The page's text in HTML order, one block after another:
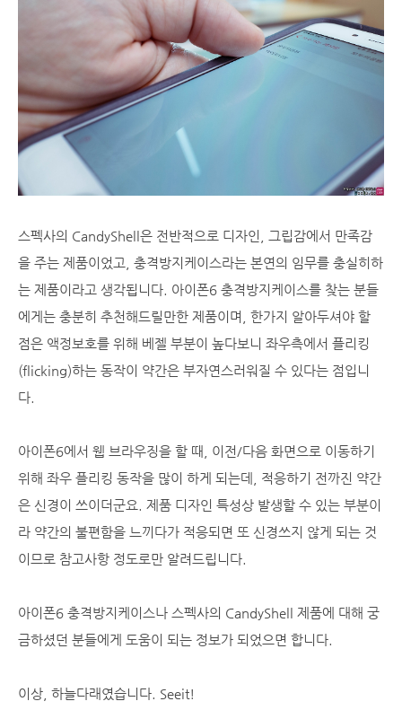
스펙사의 CandyShell은 전반적으로 디자인, 그립감에서 만족감
을 주는 제품이었고, 충격방지케이스라는 본연의 임무를 충실히하
는 제품이라고 생각됩니다. 아이폰6 충격방지케이스를 찾는 분들
에게는 충분히 추천해드릴만한 제품이며, 한가지 알아두셔야 할
점은 액정보호를 위해 베젤 부분이 높다보니 좌우측에서 플리킹
(flicking)하는 동작이 약간은 부자연스러워질 수 있다는 점입니
다.
아이폰6에서 웹 브라우징을 할 때, 이전/다음 화면으로 이동하기
위해 좌우 플리킹 동작을 많이 하게 되는데, 적응하기 전까진 약간
은 신경이 쓰이더군요. 제품 디자인 특성상 발생할 수 있는 부분이
라 약간의 불편함을 느끼다가 적응되면 또 신경쓰지 않게 되는 것
이므로 참고사항 정도로만 알려드립니다.
아이폰6 충격방지케이스나 스펙사의 CandyShell 제품에 대해 궁
금하셨던 분들에게 도움이 되는 정보가 되었으면 합니다.
이상, 하늘다래였습니다. Seeit!